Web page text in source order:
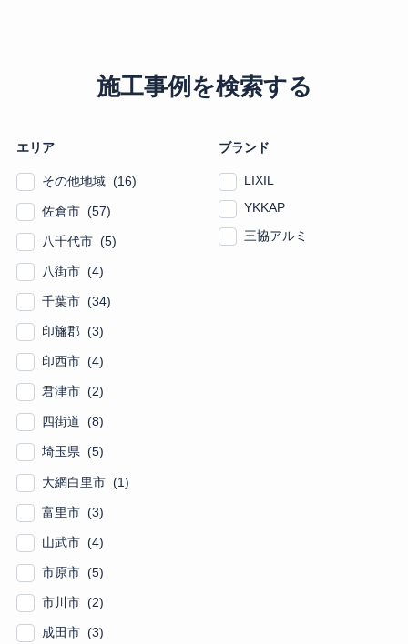
施工事例を検索する
エリア
その他地域 (16)
佐倉市 (57)
八千代市 (5)
八街市 (4)
千葉市 (34)
印旛郡 (3)
印西市 (4)
君津市 (2)
四街道 (8)
埼玉県 (5)
大網白里市 (1)
富里市 (3)
山武市 (4)
市原市 (5)
市川市 (2)
成田市 (3)
ブランド
LIXIL
YKKAP
三協アルミ